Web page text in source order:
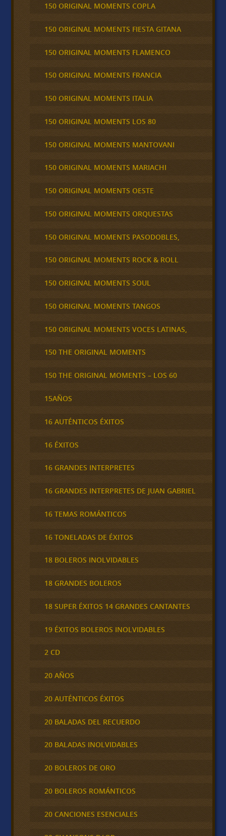
150 ORIGINAL MOMENTS COPLA
150 ORIGINAL MOMENTS FIESTA GITANA
150 ORIGINAL MOMENTS FLAMENCO
150 ORIGINAL MOMENTS FRANCIA
150 ORIGINAL MOMENTS ITALIA
150 ORIGINAL MOMENTS LOS 80
150 ORIGINAL MOMENTS MANTOVANI
150 ORIGINAL MOMENTS MARIACHI
150 ORIGINAL MOMENTS OESTE
150 ORIGINAL MOMENTS ORQUESTAS
150 ORIGINAL MOMENTS PASODOBLES,
150 ORIGINAL MOMENTS ROCK & ROLL
150 ORIGINAL MOMENTS SOUL
150 ORIGINAL MOMENTS TANGOS
150 ORIGINAL MOMENTS VOCES LATINAS,
150 THE ORIGINAL MOMENTS
150 THE ORIGINAL MOMENTS – LOS 60
15AÑOS
16 AUTÉNTICOS ÉXITOS
16 ÉXITOS
16 GRANDES INTERPRETES
16 GRANDES INTERPRETES DE JUAN GABRIEL
16 TEMAS ROMÁNTICOS
16 TONELADAS DE ÉXITOS
18 BOLEROS INOLVIDABLES
18 GRANDES BOLEROS
18 SUPER ÉXITOS 14 GRANDES CANTANTES
19 ÉXITOS BOLEROS INOLVIDABLES
2 CD
20 AÑOS
20 AUTÉNTICOS ÉXITOS
20 BALADAS DEL RECUERDO
20 BALADAS INOLVIDABLES
20 BOLEROS DE ORO
20 BOLEROS ROMÁNTICOS
20 CANCIONES ESENCIALES